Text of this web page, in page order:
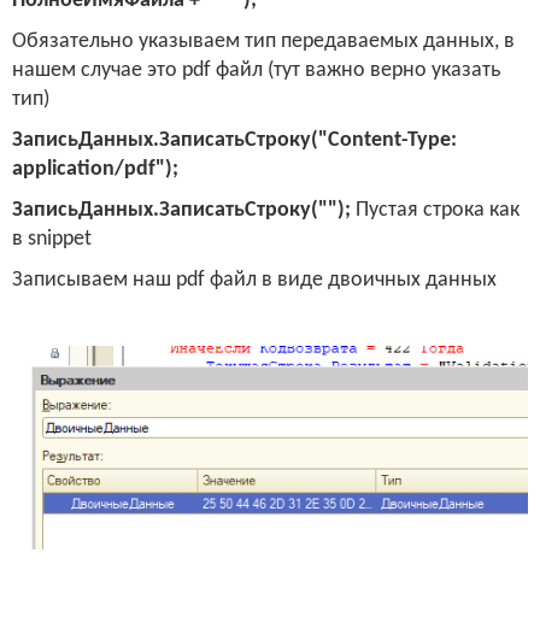
Обязательно указываем тип передаваемых данных, в
нашем случае это pdf файл (тут важно верно указать
тип)
ЗаписьДанных.ЗаписатьСтроку("Content-Type:
application/pdf");
ЗаписьДанных.ЗаписатьСтроку(""); Пустая строка как
в snippet
Записываем наш pdf файл в виде двоичных данных